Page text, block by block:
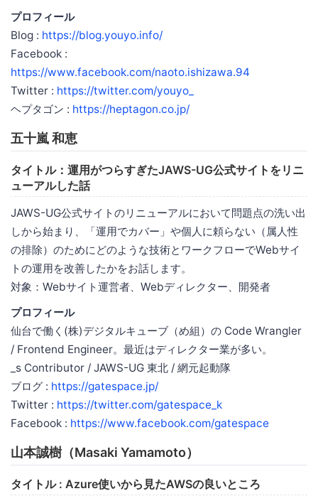
プロフィール
Blog : https://blog.youyo.info/
Facebook :
https://www.facebook.com/naoto.ishizawa.94
Twitter : https://twitter.com/youyo_
ヘプタゴン : https://heptagon.co.jp/
五十嵐 和恵
タイトル：運用がつらすぎたJAWS-UG公式サイトをリニ
ューアルした話
JAWS-UG公式サイトのリニューアルにおいて問題点の洗い出
しから始まり、「運用でカバー」や個人に頼らない（属人性
の排除）のためにどのような技術とワークフローでWebサイ
トの運用を改善したかをお話します。
対象：Webサイト運営者、Webディレクター、開発者
プロフィール
仙台で働く(株)デジタルキューブ（め組）の Code Wrangler
/ Frontend Engineer。最近はディレクター業が多い。
_s Contributor / JAWS-UG 東北 / 網元起動隊
ブログ : https://gatespace.jp/
Twitter : https://twitter.com/gatespace_k
Facebook : https://www.facebook.com/gatespace
山本誠樹（Masaki Yamamoto）
タイトル : Azure使いから見たAWSの良いところ